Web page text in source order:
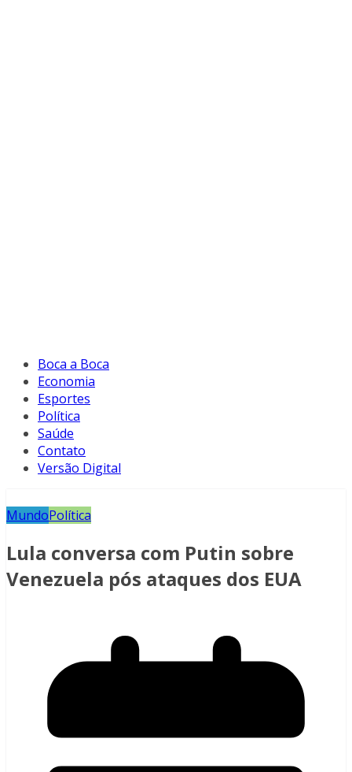
Boca a Boca
Economia
Esportes
Política
Saúde
Contato
Versão Digital
MundoPolítica
Lula conversa com Putin sobre
Venezuela pós ataques dos EUA